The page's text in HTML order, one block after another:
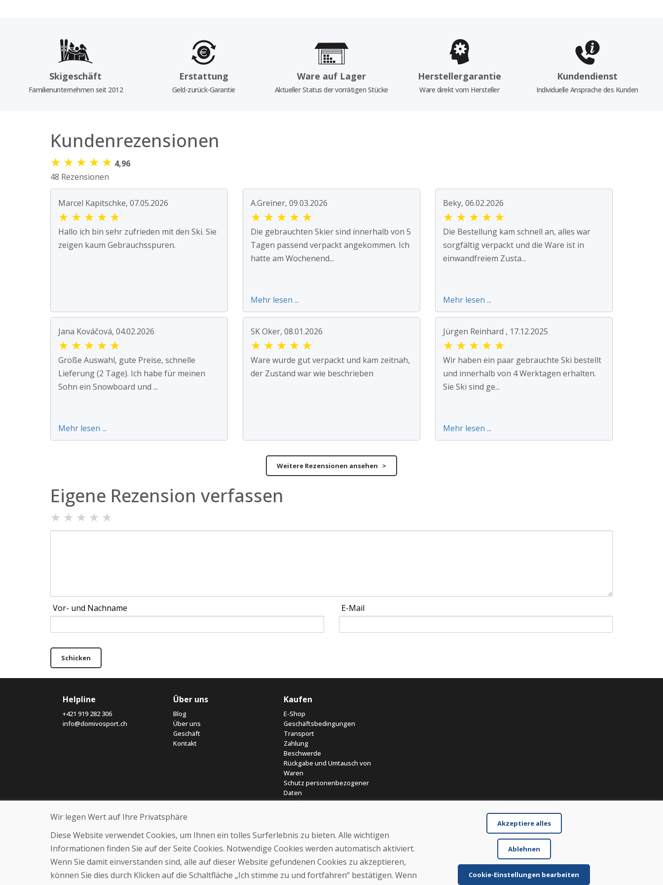
Skigeschäft
Familienunternehmen seit 2012
Erstattung
Geld-zurück-Garantie
Ware auf Lager
Aktueller Status der vorrätigen Stücke
Herstellergarantie
Ware direkt vom Hersteller
Kundendienst
Individuelle Ansprache des Kunden
Kundenrezensionen
★ ★ ★ ★ ★ 4,96
48 Rezensionen
Marcel Kapitschke, 07.05.2026
★ ★ ★ ★ ★
Hallo ich bin sehr zufrieden mit den Ski. Sie
zeigen kaum Gebrauchsspuren.
A.Greiner, 09.03.2026
★ ★ ★ ★ ★
Die gebrauchten Skier sind innerhalb von 5
Tagen passend verpackt angekommen. Ich
hatte am Wochenend...
Mehr lesen ...
Beky, 06.02.2026
★ ★ ★ ★ ★
Die Bestellung kam schnell an, alles war
sorgfältig verpackt und die Ware ist in
einwandfreiem Zusta...
Mehr lesen ...
Jana Kováčová, 04.02.2026
★ ★ ★ ★ ★
Große Auswahl, gute Preise, schnelle
Lieferung (2 Tage). Ich habe für meinen
Sohn ein Snowboard und ...
Mehr lesen ...
SK Oker, 08.01.2026
★ ★ ★ ★ ★
Ware wurde gut verpackt und kam zeitnah,
der Zustand war wie beschrieben
Jürgen Reinhard , 17.12.2025
★ ★ ★ ★ ★
Wir haben ein paar gebrauchte Ski bestellt
und innerhalb von 4 Werktagen erhalten.
Sie Ski sind ge...
Mehr lesen ...
Weitere Rezensionen ansehen >
Eigene Rezension verfassen
★ ★ ★ ★ ★
Vor- und Nachname E-Mail
Schicken
Helpline
+421 919 282 306
info@domivosport.ch
Über uns
Blog
Über uns
Geschäft
Kontakt
Kaufen
E-Shop
Geschäftsbedingungen
Transport
Zahlung
Beschwerde
Rückgabe und Umtausch von
Waren
Schutz personenbezogener
Daten
Cookies
Wir legen Wert auf Ihre Privatsphäre
Diese Website verwendet Cookies, um Ihnen ein tolles Surferlebnis zu bieten. Alle wichtigen
Informationen finden Sie auf der Seite Cookies. Notwendige Cookies werden automatisch aktiviert.
Wenn Sie damit einverstanden sind, alle auf dieser Website gefundenen Cookies zu akzeptieren,
können Sie dies durch Klicken auf die Schaltfläche „Ich stimme zu und fortfahren“ bestätigen. Wenn
Akzeptiere alles
Ablehnen
Cookie-Einstellungen bearbeiten